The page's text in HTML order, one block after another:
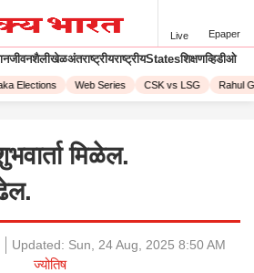
Live Epaper
जीवनशैलीखेळअंतराष्ट्रीयराष्ट्रीयStatesशिक्षणव्हिडीओ
Elections Web Series CSK vs LSG Rahul
मिळेल.
Updated: Sun, 24 Aug, 2025 8:50 AM
ज्योतिष